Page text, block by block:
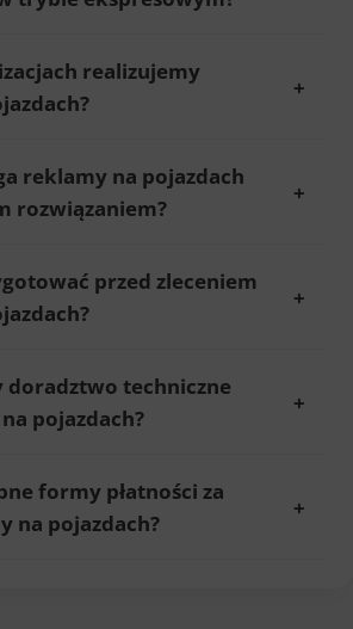
realizujemy
reklamy na pojazdach
rozwiązaniem?
przed zleceniem
doradztwo techniczne
pojazdach?
formy płatności za
na pojazdach?